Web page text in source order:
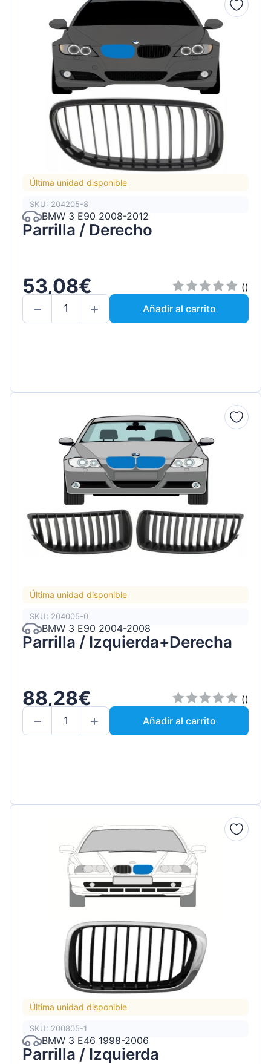
Última unidad disponible
SKU: 204205-8
BMW 3 E90 2008-2012
Parrilla / Derecho
53,08€
()
Añadir al carrito
Última unidad disponible
SKU: 204005-0
BMW 3 E90 2004-2008
Parrilla / Izquierda+Derecha
88,28€
()
Añadir al carrito
Última unidad disponible
SKU: 200805-1
BMW 3 E46 1998-2006
Parrilla / Izquierda